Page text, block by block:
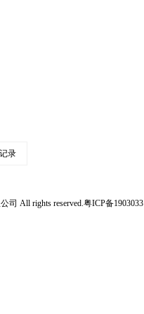
录
司 All rights reserved.粤ICP备